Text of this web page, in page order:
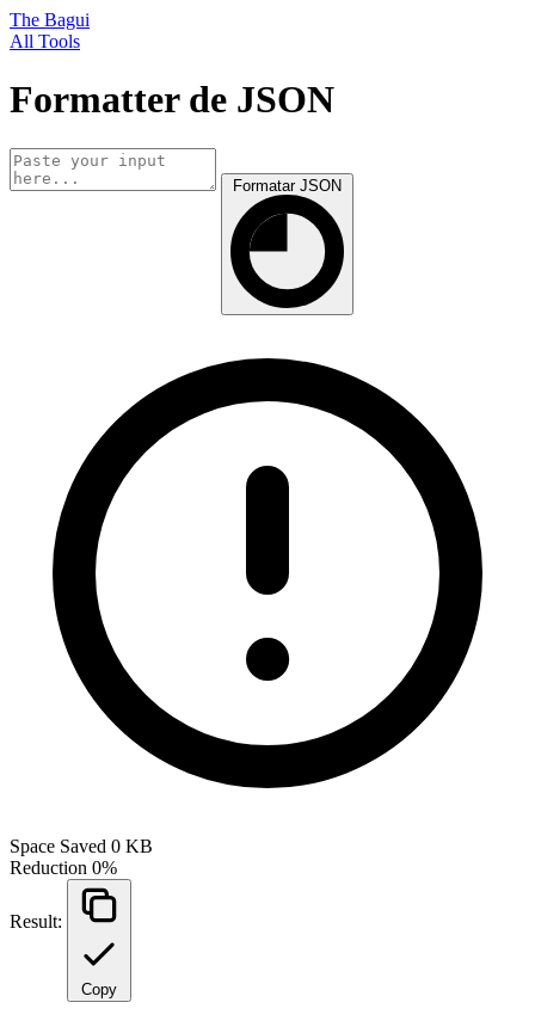
The Bagui
All Tools
Formatter de JSON
Formatar JSON
Space Saved 0 KB
Reduction 0%
Result:
Copy